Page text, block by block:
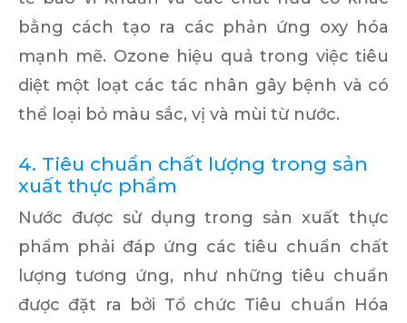
bằng cách tạo ra các phản ứng oxy hóa
mạnh mẽ. Ozone hiệu quả trong việc tiêu
diệt một loạt các tác nhân gây bệnh và có
thể loại bỏ màu sắc, vị và mùi từ nước.
4. Tiêu chuẩn chất lượng trong sản
xuất thực phẩm
Nước được sử dụng trong sản xuất thực
phẩm phải đáp ứng các tiêu chuẩn chất
lượng tương ứng, như những tiêu chuẩn
được đặt ra bởi Tổ chức Tiêu chuẩn Hóa